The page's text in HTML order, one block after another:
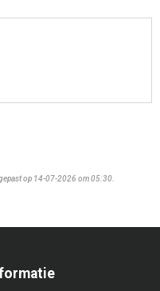
op 14-07-2026 om 05:30.